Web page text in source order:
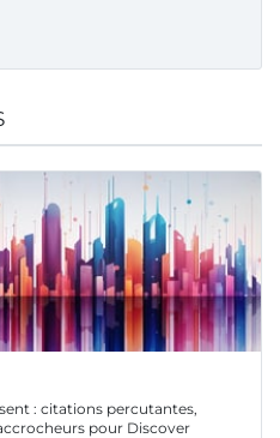
: citations percutantes,
pour Discover